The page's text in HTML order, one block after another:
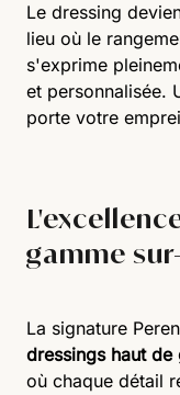
Le dressing
lieu où le
s'exprime
et personnalisée.
porte votre
gamme
La signature
dressings haut de
où chaque détail